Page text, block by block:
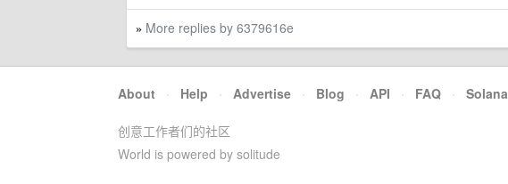
» More replies by 6379616e
About · Help · Advertise · Blog · API · FAQ · Solana
创意工作者们的社区
World is powered by solitude